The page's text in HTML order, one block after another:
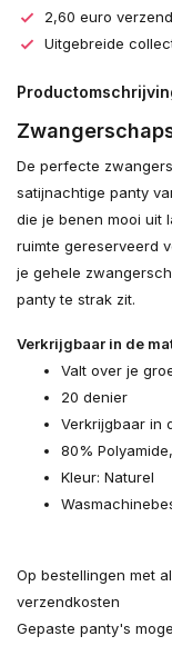
2,60 euro
Uitgebreide
De perfecte
satijnachtige panty
die je benen mooi uit
ruimte gereserveerd
je gehele
panty te strak zit.
Verkrijgbaar in de
Valt over je
20 denier
Verkrijgbaar in
80%
Kleur: Naturel
Op bestellingen met
verzendkosten
Gepaste panty's